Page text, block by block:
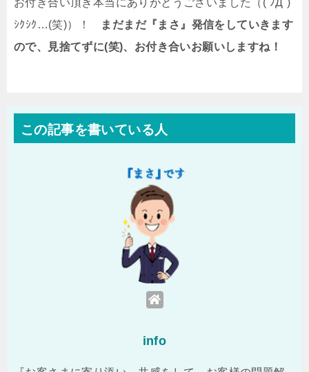
お付き合い頂き本当にありがとうございました（( ﾉД`)
ｼｸｼｸ…(笑)）！
まだまだ『まさ』発信をしていきます
ので、見捨てずに(笑)、お付き合いお願いしますね！
この記事を書いている人
info